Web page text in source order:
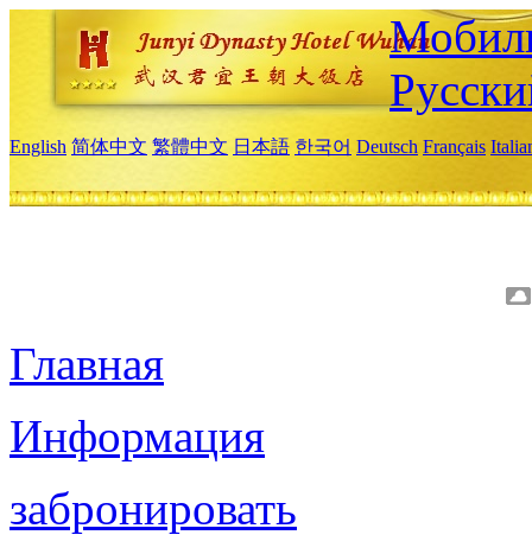
English 简体中文 繁體中文 日本語 한국어 Deutsch Français
Главная
Информация
забронировать